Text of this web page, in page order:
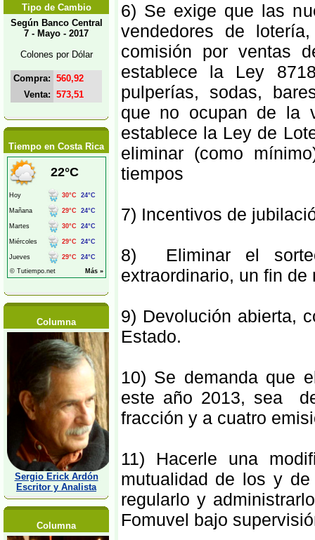
Tipo de Cambio
Según Banco Central
7 - Mayo - 2017
Colones por Dólar
Compra: 560,92
Venta: 573,51
Tiempo en Costa Rica
Columna
Sergio Erick Ardón
Escritor y Analista
Columna
6) Se exige que las
vendedores de
comisión por ventas
establece la Ley
pulperías, sodas,
que no ocupan de la
establece la Ley de
eliminar (como
tiempos
7) Incentivos de
8) Eliminar el
extraordinario, un fin
9) Devolución abierta,
Estado.
10) Se demanda que
este año 2013, sea
fracción y a cuatro
11) Hacerle una
mutualidad de los y
regularlo y
Fomuvel bajo